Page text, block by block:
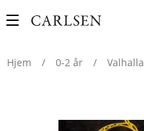
Main
Hjem
/ 0-2 år / Valhalla